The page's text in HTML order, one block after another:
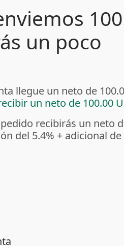
un poco
llegue un neto de
un neto de 100.00
recibirás un neto
del 5.4% + adicional de